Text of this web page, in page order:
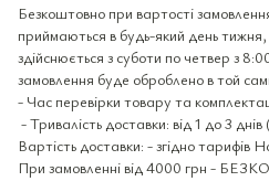
Безкоштовно при вартості
приймаються в будь-який день
здійснюється з суботи по четвер з
замовлення буде оброблено в той
- Час перевірки товару та
- Тривалість доставки: від 1 до 3
Вартість доставки: - згідно тарифів
При замовленні від 4000 грн -